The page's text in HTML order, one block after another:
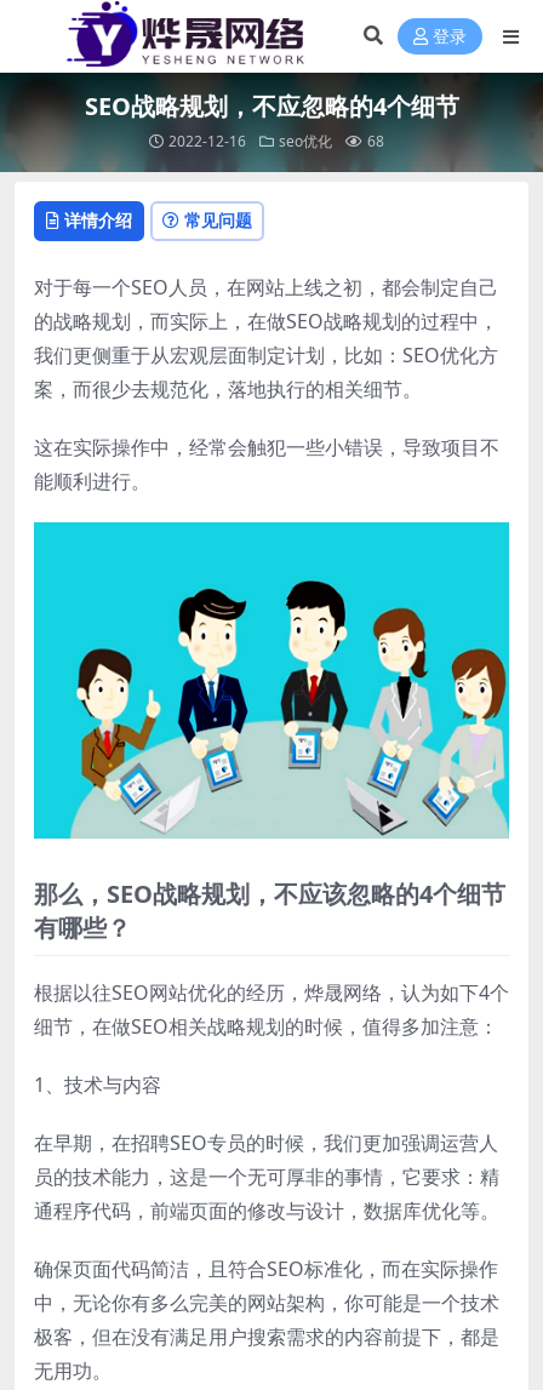
登录
SEO战略规划，不应忽略的4个细节
2022-12-16 seo优化 68
详情介绍 常见问题
对于每一个SEO人员，在网站上线之初，都会制定自己
的战略规划，而实际上，在做SEO战略规划的过程中，
我们更侧重于从宏观层面制定计划，比如：SEO优化方
案，而很少去规范化，落地执行的相关细节。
这在实际操作中，经常会触犯一些小错误，导致项目不
能顺利进行。
那么，SEO战略规划，不应该忽略的4个细节
有哪些？
根据以往SEO网站优化的经历，烨晟网络，认为如下4个
细节，在做SEO相关战略规划的时候，值得多加注意：
1、技术与内容
在早期，在招聘SEO专员的时候，我们更加强调运营人
员的技术能力，这是一个无可厚非的事情，它要求：精
通程序代码，前端页面的修改与设计，数据库优化等。
确保页面代码简洁，且符合SEO标准化，而在实际操作
中，无论你有多么完美的网站架构，你可能是一个技术
极客，但在没有满足用户搜索需求的内容前提下，都是
无用功。